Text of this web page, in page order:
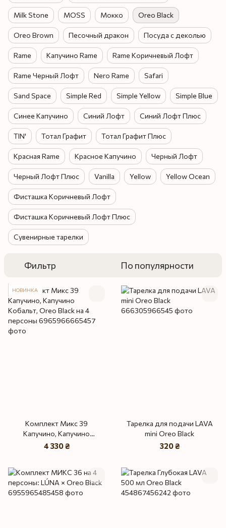
Milk Stone MOSS Мокко Oreo Black
Oreo Brown Песочный дракон Посуда с деколью
Rame Капучино Rame Rame Коричневый Лофт
Rame Черный Лофт Nero Rame Safari
Sand Space Simple Red Simple Yellow Simple Blue
Синее Капучино Синий Лофт Синий Лофт Плюс
TIN' Тотал Графит Тотал Графит Плюс
Красная Rame Красное Капучино Черный Лофт
Черный Лофт Плюс Vanilla Yellow Yellow Ocean
Фисташка Коричневый Лофт
Фисташка Коричневый Лофт Плюс
Сувенирные тарелки
Фильтр По популярности
НОВИНКА
Комплект Микс 39
Капучино, Капучино
Кобальт, Oreo Black на 4
4 330 ₴
Тарелка для подачи LAVA
mini Oreo Black
320 ₴